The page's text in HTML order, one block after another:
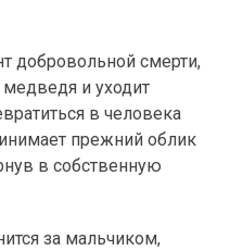
добровольной смерти,
и уходит
в человека
прежний облик
в собственную
за мальчиком,